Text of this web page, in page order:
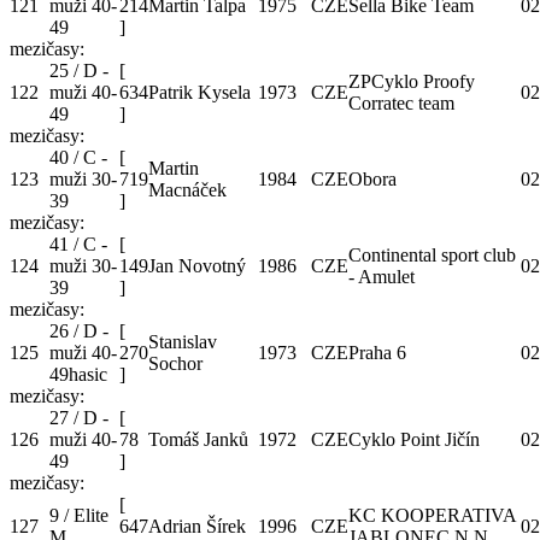
121
muži 40-
49
214
]
Martin Talpa 1975 CZESella Bike Team
mezičasy:
122
25 / D -
muži 40-
49
[
634
]
Patrik Kysela 1973 CZE
ZPCyklo Proofy
Corratec team
mezičasy:
123
40 / C -
muži 30-
39
[
719
]
Martin
Macnáček
1984 CZEObora
mezičasy:
124
41 / C -
muži 30-
39
[
149
]
Jan Novotný 1986 CZE
Continental sport club
- Amulet
mezičasy:
125
26 / D -
muži 40-
49hasic
[
270
]
Stanislav
Sochor
1973 CZEPraha 6
mezičasy:
126
27 / D -
muži 40-
49
[
78
]
Tomáš Janků 1972 CZECyklo Point Jičín
mezičasy:
127
9 / Elite
[
647Adrian Šírek 1996 CZE
KC KOOPERATIVA